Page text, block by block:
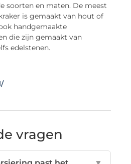
soorten en maten. De meest
is gemaakt van hout of
handgemaakte
die zijn gemaakt van
edelstenen.
vragen